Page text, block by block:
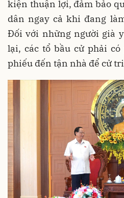
kiện thuận lợi, đảm bảo
dân ngay cả khi đang
Đối với những người già
lại, các tổ bầu cử phải
phiếu đến tận nhà để cử